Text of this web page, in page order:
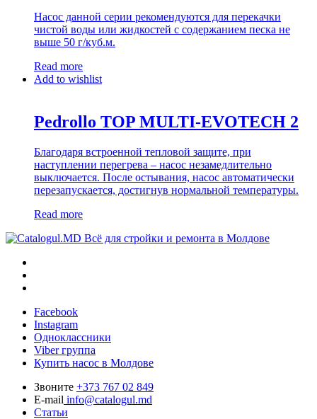
Насос данной серии рекомендуются для перекачки
чистой воды или жидкостей с содержанием песка не
выше 50 г/куб.м.
Read more
Add to wishlist
Pedrollo TOP MULTI-EVOTECH 2
Благодаря встроенной тепловой защите, при
наступлении перегрева – насос незамедлительно
выключается. После остывания, насос автоматически
перезапускается, достигнув нормальной температуры.
Read more
Всё для стройки и ремонта в Молдове
Facebook
Instagram
Одноклассники
Viber группа
Купить насос в Молдове
Звоните +373 767 02 849
E-mail info@catalogul.md
Статьи